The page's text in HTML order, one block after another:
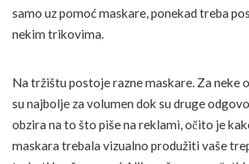
samo uz pomoć maskare, ponekad treba
nekim trikovima.
Na tržištu postoje razne maskare. Za neke
su najbolje za volumen dok su druge
obzira na to što piše na reklami, očito je
maskara trebala vizualno produžiti vaše